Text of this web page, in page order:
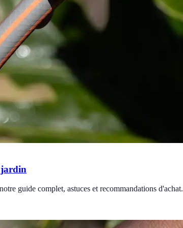
jardin
guide complet, astuces et recommandations d'achat.